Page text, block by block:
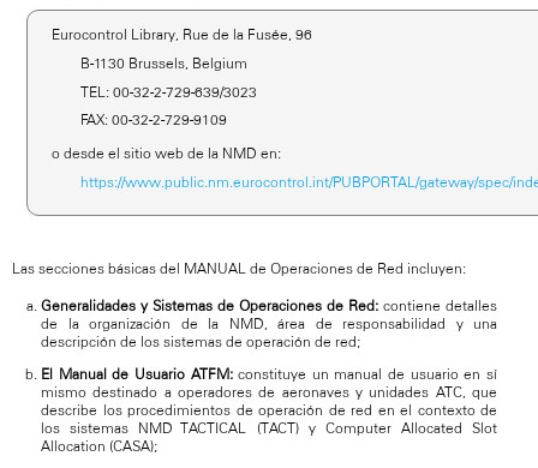
Eurocontrol Library, Rue de la Fusée, 96
B-1130 Brussels, Belgium
TEL: 00-32-2-729-639/3023
FAX: 00-32-2-729-9109
o desde el sitio web de la NMD en:
https://www.public.nm.eurocontrol.int/PUBPORTAL/gateway/spec/
Las secciones básicas del MANUAL de Operaciones de Red incluyen:
Generalidades y Sistemas de Operaciones de Red: contiene detalles
de la organización de la NMD, área de responsabilidad y una
descripción de los sistemas de operación de red;
El Manual de Usuario ATFM:constituye un manual de usuario en sí
mismo destinado a operadores de aeronaves y unidades ATC, que
describe los procedimientos de operación de red en el contexto de
los sistemas NMD TACTICAL (TACT) y Computer Allocated Slot
Allocation (CASA);